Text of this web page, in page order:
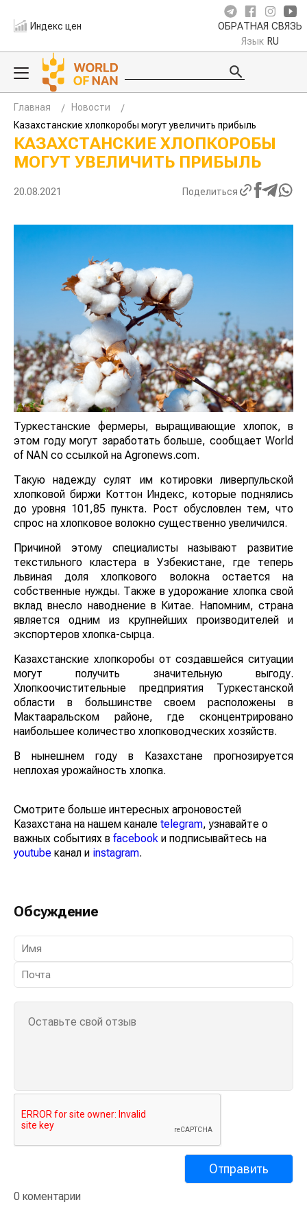
Индекс цен ОБРАТНАЯ СВЯЗЬ
Язык RU
Главная
Новости
Казахстанские хлопкоробы могут увеличить прибыль
КАЗАХСТАНСКИЕ ХЛОПКОРОБЫ
МОГУТ УВЕЛИЧИТЬ ПРИБЫЛЬ
20.08.2021 Поделиться
Туркестанские фермеры, выращивающие хлопок, в
этом году могут заработать больше, сообщает World
of NAN со ссылкой на Agronews.com.
Такую надежду сулят им котировки ливерпульской
хлопковой биржи Коттон Индекс, которые поднялись
до уровня 101,85 пункта. Рост обусловлен тем, что
спрос на хлопковое волокно существенно увеличился.
Причиной этому специалисты называют развитие
текстильного кластера в Узбекистане, где теперь
львиная доля хлопкового волокна остается на
собственные нужды. Также в удорожание хлопка свой
вклад внесло наводнение в Китае. Напомним, страна
является одним из крупнейших производителей и
экспортеров хлопка-сырца.
Казахстанские хлопкоробы от создавшейся ситуации
могут получить значительную выгоду.
Хлопкоочистительные предприятия Туркестанской
области в большинстве своем расположены в
Мактааральском районе, где сконцентрировано
наибольшее количество хлопководческих хозяйств.
В нынешнем году в Казахстане прогнозируется
неплохая урожайность хлопка.
Смотрите больше интересных агроновостей
Казахстана на нашем канале telegram, узнавайте о
важных событиях в facebook и подписывайтесь на
youtube канал и instagram.
Обсуждение
0 коментарии